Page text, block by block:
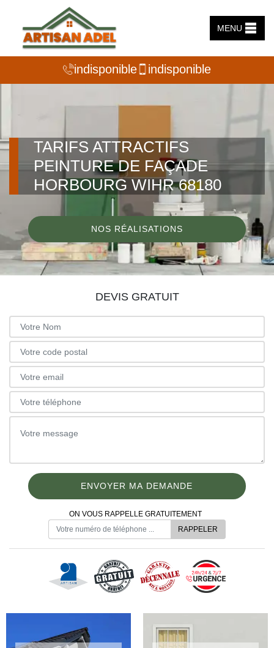
MENU
indisponible indisponible
TARIFS ATTRACTIFS
PEINTURE DE FAÇADE
HORBOURG WIHR 68180
NOS RÉALISATIONS
DEVIS GRATUIT
ON VOUS RAPPELLE GRATUITEMENT